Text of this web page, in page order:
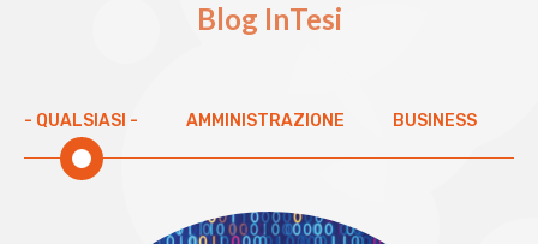
Blog InTesi
- QUALSIASI - AMMINISTRAZIONE BUSINESS